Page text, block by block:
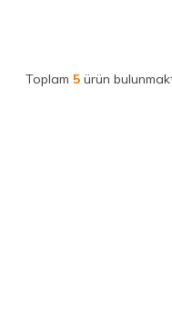
Toplam 5ürün